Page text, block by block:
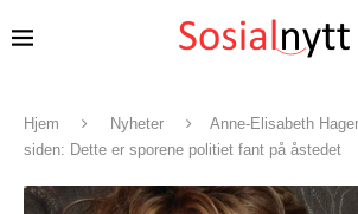
Hjem Nyheter
Anne-Elisabeth
siden: Dette er sporene politiet fant på åstedet